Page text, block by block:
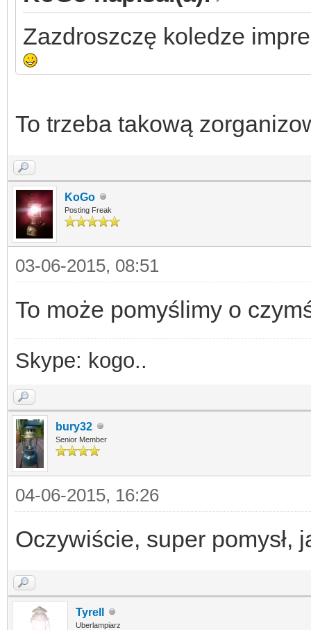
Zazdroszczę koledze
To trzeba takową
KoGo
Posting Freak
03-06-2015, 08:51
To może pomyślimy o
Skype: kogo..
bury32
Senior Member
04-06-2015, 16:26
Oczywiście, super
Tyrell
Uberlampiarz